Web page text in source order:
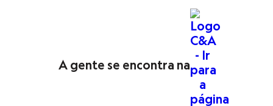
A gente se encontra na